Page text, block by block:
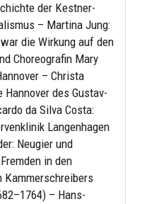
der Kestner-
– Martina Jung:
die Wirkung auf den
Choreografin Mary
– Christa
Hannover des Gustav-
da Silva Costa:
Langenhagen
Neugier und
in den
Kammerschreibers
– Hans-